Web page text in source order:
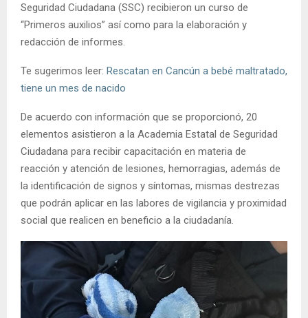
Seguridad Ciudadana (SSC) recibieron un curso de
“Primeros auxilios” así como para la elaboración y
redacción de informes.
Te sugerimos leer: Rescatan en Cancún a bebé maltratado,
tiene un mes de nacido
De acuerdo con información que se proporcionó, 20
elementos asistieron a la Academia Estatal de Seguridad
Ciudadana para recibir capacitación en materia de
reacción y atención de lesiones, hemorragias, además de
la identificación de signos y síntomas, mismas destrezas
que podrán aplicar en las labores de vigilancia y proximidad
social que realicen en beneficio a la ciudadanía.